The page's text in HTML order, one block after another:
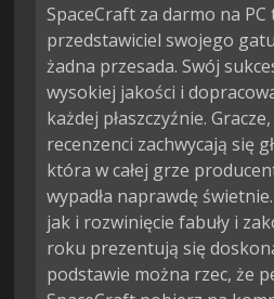
SpaceCraft za darmo na
przedstawiciel swojego
żadna przesada. Swój
wysokiej jakości i
każdej płaszczyźnie.
recenzenci zachwycają się
która w całej grze
wypadła naprawdę
jak i rozwinięcie fabuły i
roku prezentują się
podstawie można rzec, że